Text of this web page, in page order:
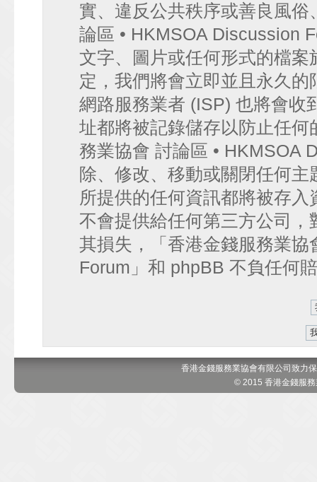
實、違反公共秩序或善良風
論區 • HKMSOA Discussion
文字、圖片或任何形式的檔
定，我們將會立即並且永久
網路服務業者 (ISP) 也將會收
址都將被記錄儲存以防止任
務業協會 討論區 • HKMSOA
除、修改、移動或關閉任何
所提供的任何資訊都將被存
不會提供給任何第三方公司
其損失，「香港金錢服務業
Forum」和 phpBB 不負任何
香港金錢服務業協會有限公司致力
© 2015 香港金錢服